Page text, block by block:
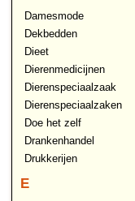
Damesmode
Dekbedden
Dieet
Dierenmedicijnen
Dierenspeciaalzaak
Dierenspeciaalzaken
Doe het zelf
Drankenhandel
Drukkerijen
E